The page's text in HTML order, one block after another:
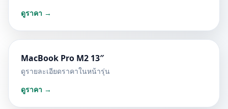
ดูราคา →
MacBook Pro M2 13″
ดูรายละเอียดราคาในหน้ารุ่น
ดูราคา →